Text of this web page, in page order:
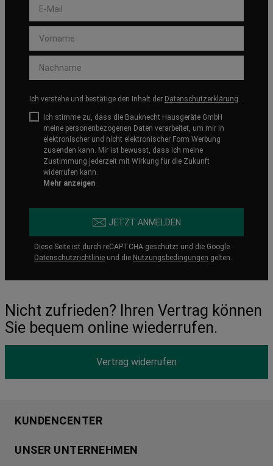
Ich verstehe und bestätige den Inhalt der Datenschutzerklärung.
Ich stimme zu, dass die Bauknecht Hausgeräte GmbH
meine personenbezogenen Daten verarbeitet, um mir in
elektronischer und nicht elektronischer Form Werbung
zusenden kann. Mir ist bewusst, dass ich meine
Zustimmung jederzeit mit Wirkung für die Zukunft
widerrufen kann.
Mehr anzeigen
JETZT ANMELDEN
Diese Seite ist durch reCAPTCHA geschützt und die Google
Datenschutzrichtlinie und die Nutzungsbedingungen gelten.
Nicht zufrieden? Ihren Vertrag können
Sie bequem online wiederrufen.
Vertrag widerrufen
KUNDENCENTER
Händlersuche
UNSER UNTERNEHMEN